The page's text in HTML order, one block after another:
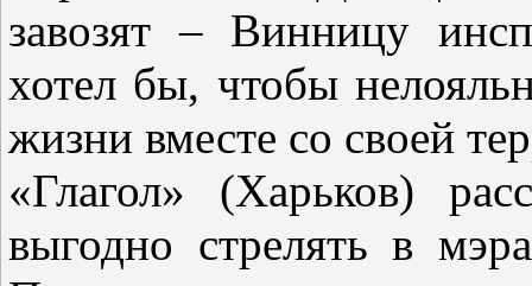
завозят – Винницу
хотел бы, чтобы
жизни вместе со своей
«Глагол» (Харьков)
выгодно стрелять в